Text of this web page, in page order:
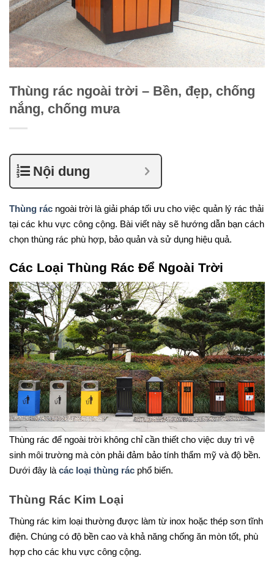
Thùng rác ngoài trời – Bền, đẹp, chống
nắng, chống mưa
Nội dung
Thùng rác ngoài trời là giải pháp tối ưu cho việc quản lý rác thải
tại các khu vực công cộng. Bài viết này sẽ hướng dẫn bạn cách
chọn thùng rác phù hợp, bảo quản và sử dụng hiệu quả.
Các Loại Thùng Rác Để Ngoài Trời
Thùng rác để ngoài trời không chỉ cần thiết cho việc duy trì vệ
sinh môi trường mà còn phải đảm bảo tính thẩm mỹ và độ bền.
Dưới đây là các loại thùng rác phổ biến.
Thùng Rác Kim Loại
Thùng rác kim loại thường được làm từ inox hoặc thép sơn tĩnh
điện. Chúng có độ bền cao và khả năng chống ăn mòn tốt, phù
hợp cho các khu vực công cộng.